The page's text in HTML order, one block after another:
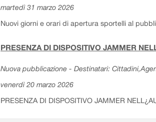
martedì 31 marzo 2026
Nuovi giorni e orari di apertura sportelli al
PRESENZA DI DISPOSITIVO JAMMER
Nuova pubblicazione - Destinatari:
venerdì 20 marzo 2026
PRESENZA DI DISPOSITIVO JAMMER